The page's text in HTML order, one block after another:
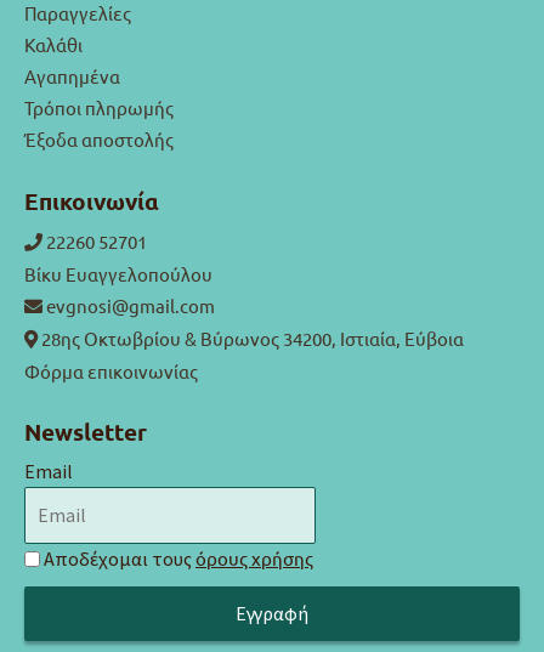
Παραγγελίες
Καλάθι
Αγαπημένα
Τρόποι πληρωμής
Έξοδα αποστολής
Επικοινωνία
22260 52701
Βίκυ Ευαγγελοπούλου
evgnosi@gmail.com
28ης Οκτωβρίου & Βύρωνος 34200, Ιστιαία, Εύβοια
Φόρμα επικοινωνίας
Newsletter
Email
Αποδέχομαι τους όρους χρήσης